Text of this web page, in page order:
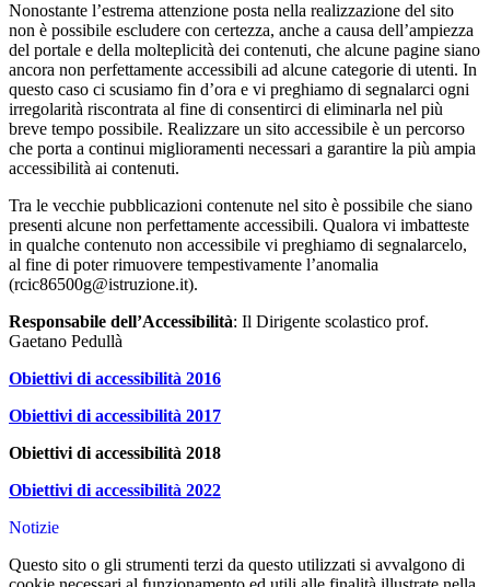
Nonostante l’estrema attenzione posta nella realizzazione del sito
non è possibile escludere con certezza, anche a causa dell’ampiezza
del portale e della molteplicità dei contenuti, che alcune pagine siano
ancora non perfettamente accessibili ad alcune categorie di utenti. In
questo caso ci scusiamo fin d’ora e vi preghiamo di segnalarci ogni
irregolarità riscontrata al fine di consentirci di eliminarla nel più
breve tempo possibile. Realizzare un sito accessibile è un percorso
che porta a continui miglioramenti necessari a garantire la più ampia
accessibilità ai contenuti.
Tra le vecchie pubblicazioni contenute nel sito è possibile che siano
presenti alcune non perfettamente accessibili. Qualora vi imbatteste
in qualche contenuto non accessibile vi preghiamo di segnalarcelo,
al fine di poter rimuovere tempestivamente l’anomalia
(rcic86500g@istruzione.it).
Responsabile dell’Accessibilità: Il Dirigente scolastico prof.
Gaetano Pedullà
Obiettivi di accessibilità 2016
Obiettivi di accessibilità 2017
Obiettivi di accessibilità 2018
Obiettivi di accessibilità 2022
Notizie
Questo sito o gli strumenti terzi da questo utilizzati si avvalgono di